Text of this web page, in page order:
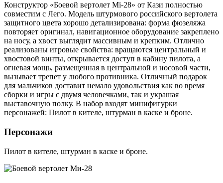
Конструктор «Боевой вертолет Mi-28» от Кази полностью
совместим с Лего. Модель штурмового российского вертолета
защитного цвета хорошо детализирована: форма фюзеляжа
повторяет оригинал, навигационное оборудование закреплено
на носу, а хвост выглядит массивным и крепким. Отлично
реализованы игровые свойства: вращаются центральный и
хвостовой винты, открывается доступ в кабину пилота, а
огневая мощь, размещенная в центральной и носовой части,
вызывает трепет у любого противника. Отличный подарок
для мальчиков доставит немало удовольствия как во время
сборки и игры с двумя человечками, так и украшая
выставочную полку. В набор входят минифигурки
персонажей: Пилот в кителе, штурман в каске и броне.
Персонажи
Пилот в кителе, штурман в каске и броне.